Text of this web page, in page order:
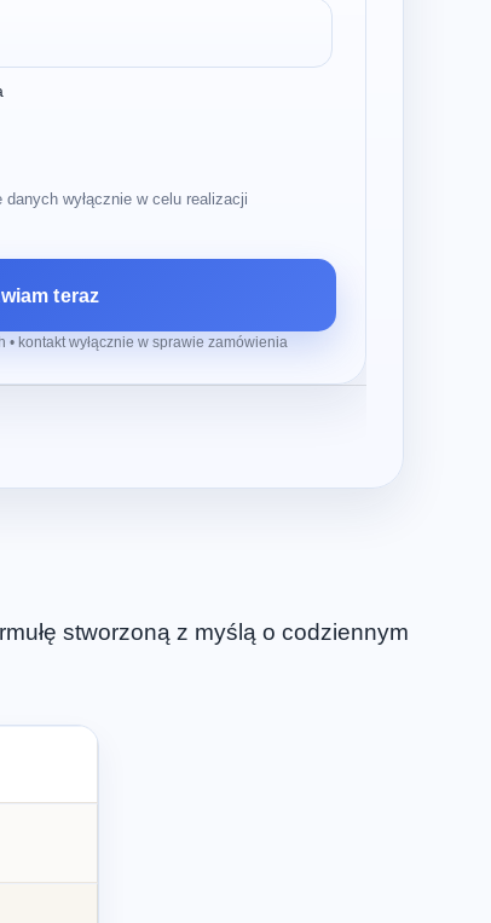
wyłącznie w celu realizacji
teraz
kontakt wyłącznie w sprawie zamówienia
stworzoną z myślą o codziennym